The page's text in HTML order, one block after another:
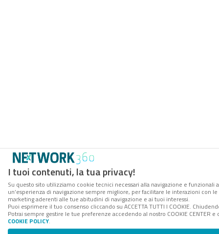
I tuoi contenuti, la tua privacy!
Su questo sito utilizziamo cookie tecnici necessari alla navigazione e
un’esperienza di navigazione sempre migliore, per facilitare le interazioni con
marketing aderenti alle tue abitudini di navigazione e ai tuoi interessi.
Puoi esprimere il tuo consenso cliccando su ACCETTA TUTTI I COOKIE.
Potrai sempre gestire le tue preferenze accedendo al nostro COOKIE
COOKIE POLICY.